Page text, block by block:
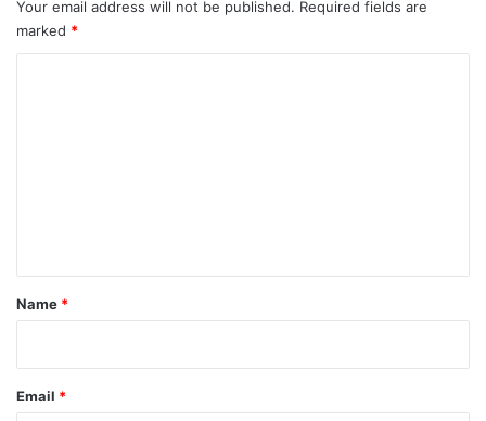
Your email address will not be published. Required fields are
marked *
*
Name *
Email *